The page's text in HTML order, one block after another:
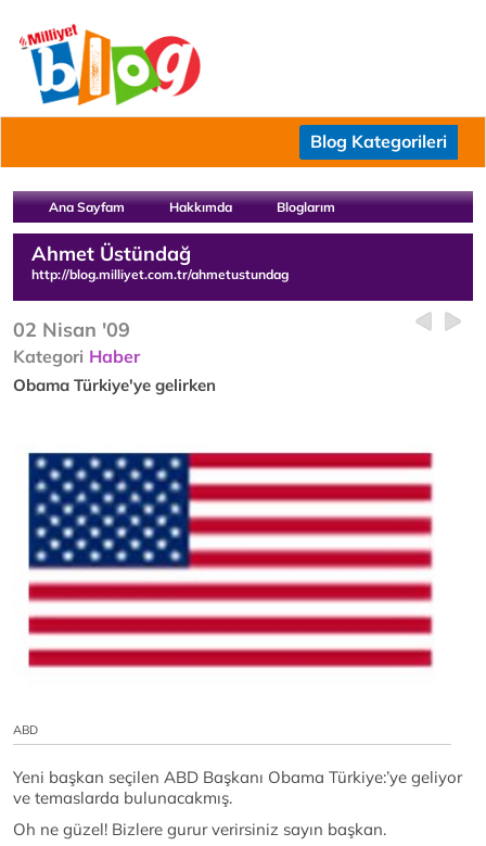
Blog Kategorileri
Ana Sayfam Hakkımda Bloglarım
Ahmet Üstündağ
http://blog.milliyet.com.tr/ahmetustundag
02 Nisan '09
Kategori Haber
Obama Türkiye'ye gelirken
ABD
Yeni başkan seçilen ABD Başkanı Obama Türkiye:’ye geliyor
ve temaslarda bulunacakmış.
Oh ne güzel! Bizlere gurur verirsiniz sayın başkan.